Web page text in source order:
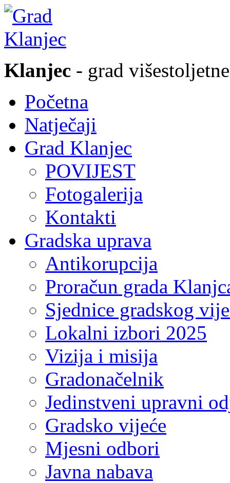
Klanjec - grad
Početna
Natječaji
Grad Klanjec
POVIJEST
Fotogalerija
Kontakti
Gradska uprava
Antikorupcija
Proračun grada
Sjednice gradskog
Lokalni izbori 2025
Vizija i misija
Gradonačelnik
Jedinstveni upravni
Gradsko vijeće
Mjesni odbori
Javna nabava